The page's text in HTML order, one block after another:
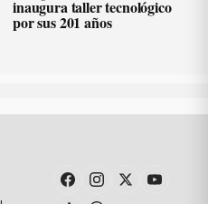
inaugura taller tecnológico
por sus 201 años